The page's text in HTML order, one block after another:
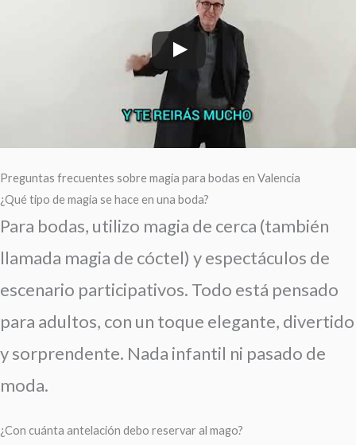
Preguntas frecuentes sobre magia para bodas en Valencia
¿Qué tipo de magia se hace en una boda?
Para bodas, utilizo magia de cerca (también
llamada magia de cóctel) y espectáculos de
escenario participativos. Todo está pensado
para adultos, con un toque elegante, divertido
y sorprendente. Nada infantil ni pasado de
moda.
¿Con cuánta antelación debo reservar al mago?